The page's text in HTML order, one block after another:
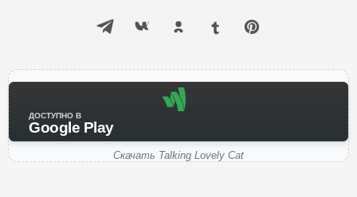
ДОСТУПНО В
Google Play
Скачать Talking Lovely Cat